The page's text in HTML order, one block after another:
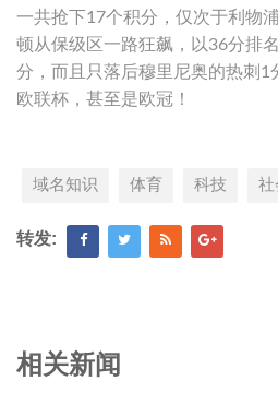
一共抢下17个积分，仅次于利物
顿从保级区一路狂飙，以36分排
分，而且只落后穆里尼奥的热刺1
欧联杯，甚至是欧冠！
域名知识 体育 科技 社
转发:
相关新闻